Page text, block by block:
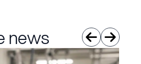
news